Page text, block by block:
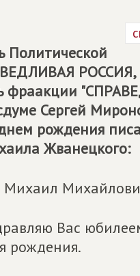
Политической
РОССИЯ,
фраакции
Сергей
рождения
Жванецкого:
Михаил
Вас
рождения.